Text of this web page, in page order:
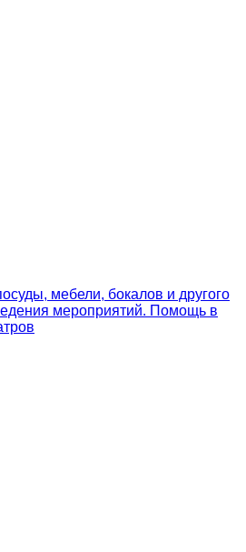
мебели, бокалов и другого
мероприятий. Помощь в